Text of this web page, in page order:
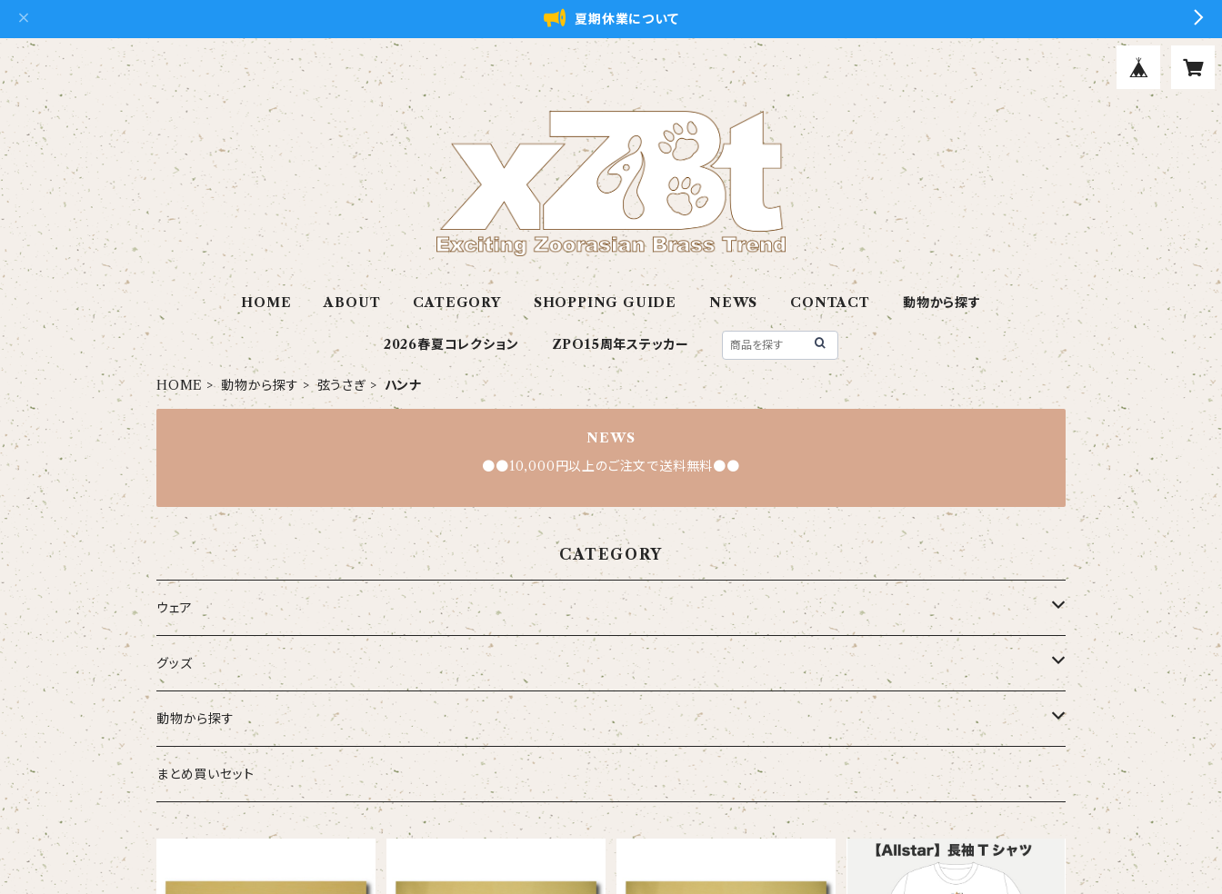
夏期休業について
HOME ABOUT CATEGORY SHOPPING GUIDE NEWS CONTACT 動物から探す
2026春夏コレクション ZPO15周年ステッカー
HOME 動物から探す 弦うさぎ ハンナ
NEWS
●●10,000円以上のご注文で送料無料●●
CATEGORY
ウェア
大人
こども
ベビー
スタイ
カバーオール
Tシャツ（半袖）
【face】
オーバーサイズTシャツ（半袖）
グッズ
タオル・ハンカチ
ポーチ
トートバッグ
おけいこバッグ
ブランケット
動物から探す
ズーラシアンブラス
オカピ
インドライオン
弦うさぎ
メグ
サキソフォックス
まとめ買いセット